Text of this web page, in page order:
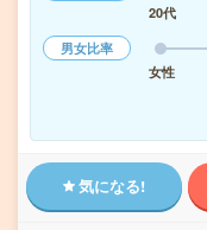
20代
男女比率
女性
気になる!